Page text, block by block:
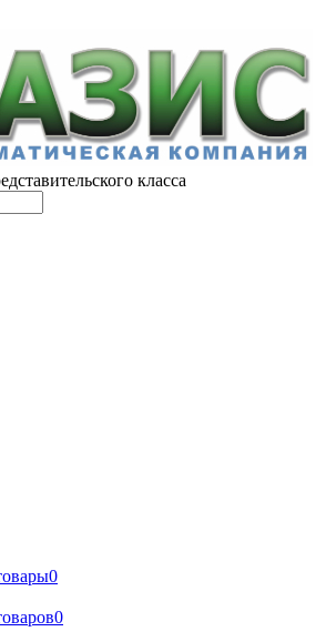
класса
0
0